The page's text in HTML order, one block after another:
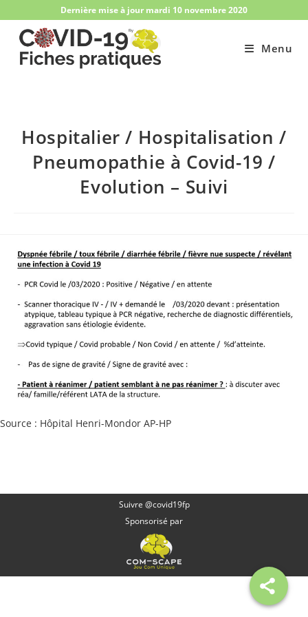
content
Dernière mise à jour mardi 10 novembre 2020
Menu
Hospitalier / Hospitalisation /
Pneumopathie à Covid-19​ /
Evolution – Suivi
Source : Hôpital Henri-Mondor AP-HP
Suivre @covid19fp
Sponsorisé par